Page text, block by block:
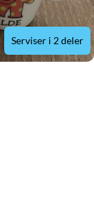
Serviser i 2 deler